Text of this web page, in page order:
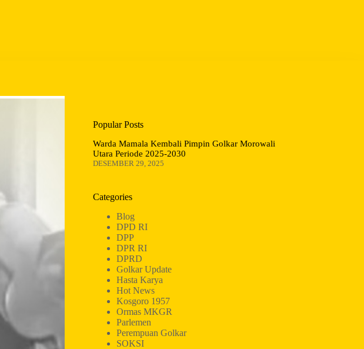
Popular Posts
Warda Mamala Kembali Pimpin Golkar Morowali
Utara Periode 2025-2030
DESEMBER 29, 2025
Categories
Blog
DPD RI
DPP
DPR RI
DPRD
Golkar Update
Hasta Karya
Hot News
Kosgoro 1957
Ormas MKGR
Parlemen
Perempuan Golkar
SOKSI